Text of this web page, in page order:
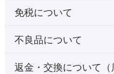
免税について
不良品について
返金・交換について（